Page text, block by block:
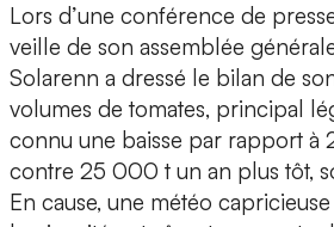
Lors d’une conférence de
veille de son assemblée
Solarenn a dressé le bilan de
volumes de tomates, principal
connu une baisse par rapport
contre 25 000 t un an plus tôt,
En cause, une météo